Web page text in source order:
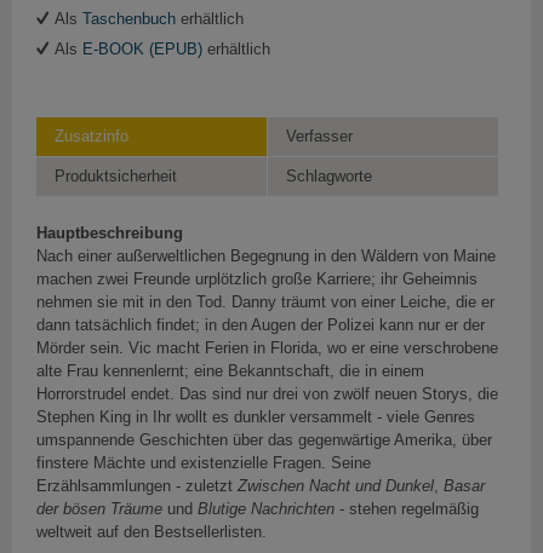
Als Taschenbuch erhältlich
Als E-BOOK (EPUB) erhältlich
Zusatzinfo Verfasser
Produktsicherheit Schlagworte
Hauptbeschreibung
Nach einer außerweltlichen Begegnung in den Wäldern von Maine
machen zwei Freunde urplötzlich große Karriere; ihr Geheimnis
nehmen sie mit in den Tod. Danny träumt von einer Leiche, die er
dann tatsächlich findet; in den Augen der Polizei kann nur er der
Mörder sein. Vic macht Ferien in Florida, wo er eine verschrobene
alte Frau kennenlernt; eine Bekanntschaft, die in einem
Horrorstrudel endet. Das sind nur drei von zwölf neuen Storys, die
Stephen King in Ihr wollt es dunkler versammelt - viele Genres
umspannende Geschichten über das gegenwärtige Amerika, über
finstere Mächte und existenzielle Fragen. Seine
Erzählsammlungen - zuletzt Zwischen Nacht und Dunkel, Basar
der bösen Träume und Blutige Nachrichten - stehen regelmäßig
weltweit auf den Bestsellerlisten.